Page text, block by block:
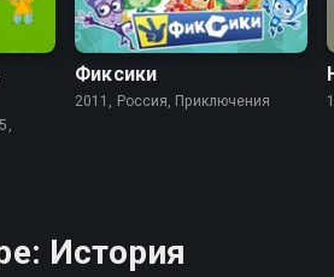
Фиксики
2011, Россия, Приключения
История